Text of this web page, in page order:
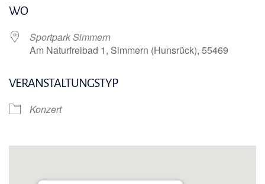
WO
Sportpark Simmern
Am Naturfreibad 1, Simmern (Hunsrück), 55469
VERANSTALTUNGSTYP
Konzert